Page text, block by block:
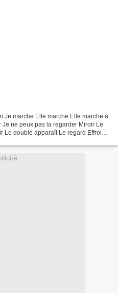
Je marche Elle marche Elle marche à
ne peux pas la regarder Miroir Le
Le double apparaît Le regard Effroi